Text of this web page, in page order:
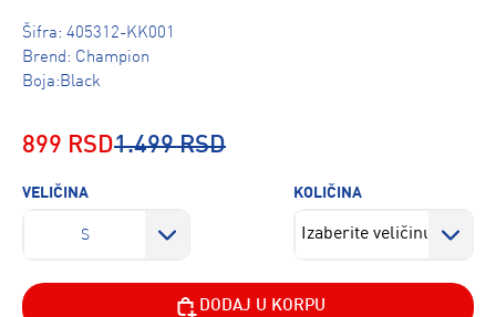
Šifra: 405312-KK001
Brend: Champion
Boja:Black
899 RSD1.499 RSD
VELIČINA
S
KOLIČINA
DODAJ U KORPU